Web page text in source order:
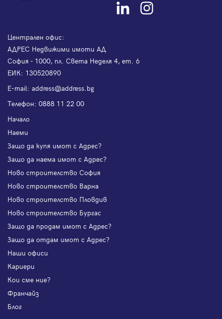
Централен офис:
АДРЕС Недвижими имоти АД
София - 1000, пл. Света Неделя 4, ет. 6
ЕИК: 130520890
Е-mail: address@address.bg
Телефон: 0888 11 22 00
Начало
Наеми
Защо да купя имот с Адрес?
Защо да наема имот с Адрес?
Ново строителство София
Ново строителство Варна
Ново строителство Пловдив
Ново строителство Бургас
Защо да продам имот с Адрес?
Защо да отдам имот с Адрес?
Наши офиси
Кариери
Кои сме ние?
Франчайз
Блог